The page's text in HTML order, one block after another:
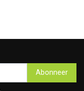
Abonneer